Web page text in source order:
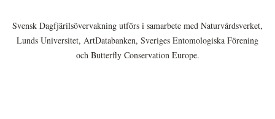
Svensk Dagfjärilsövervakning utförs i samarbete med Naturvårdsverket,
Lunds Universitet, ArtDatabanken, Sveriges Entomologiska Förening
och Butterfly Conservation Europe.